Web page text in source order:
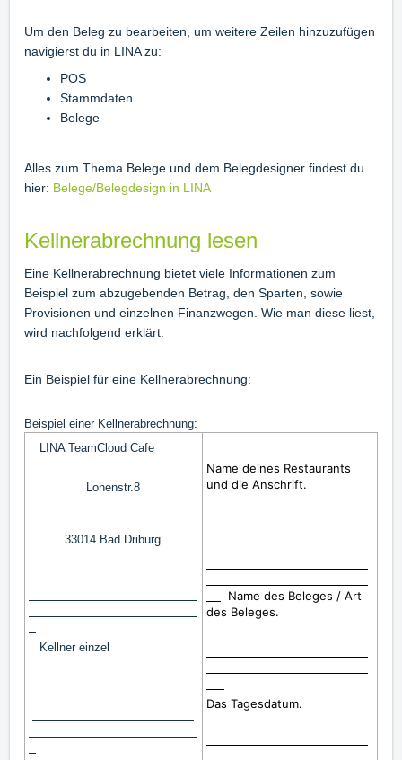
Um den Beleg zu bearbeiten, um weitere Zeilen hinzuzufügen
navigierst du in LINA zu:
POS
Stammdaten
Belege
Alles zum Thema Belege und dem Belegdesigner findest du
hier: Belege/Belegdesign in LINA
Kellnerabrechnung lesen
Eine Kellnerabrechnung bietet viele Informationen zum
Beispiel zum abzugebenden Betrag, den Sparten, sowie
Provisionen und einzelnen Finanzwegen. Wie man diese liest,
wird nachfolgend erklärt.
Ein Beispiel für eine Kellnerabrechnung:
Beispiel einer Kellnerabrechnung:
LINA TeamCloud Cafe
Lohenstr.8
33014 Bad Driburg
Kellner einzel
Name deines Restaurants
und die Anschrift.
Name des Beleges / Art
des Beleges.
Das Tagesdatum.